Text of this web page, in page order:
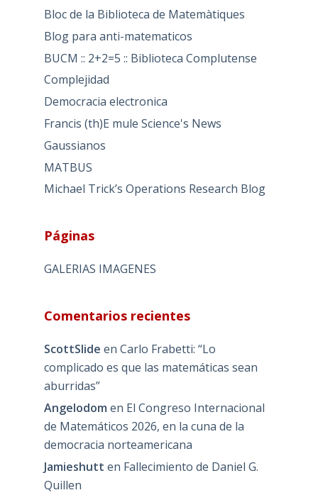
Bloc de la Biblioteca de Matemàtiques
Blog para anti-matematicos
BUCM :: 2+2=5 :: Biblioteca Complutense
Complejidad
Democracia electronica
Francis (th)E mule Science's News
Gaussianos
MATBUS
Michael Trick’s Operations Research Blog
Páginas
GALERIAS IMAGENES
Comentarios recientes
ScottSlide en Carlo Frabetti: “Lo
complicado es que las matemáticas sean
aburridas”
Angelodom en El Congreso Internacional
de Matemáticos 2026, en la cuna de la
democracia norteamericana
Jamieshutt en Fallecimiento de Daniel G.
Quillen